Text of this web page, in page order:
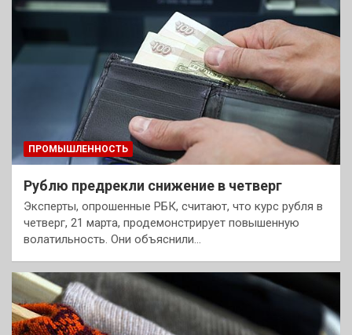
ПРОМЫШЛЕННОСТЬ
Рублю предрекли снижение в четверг
Эксперты, опрошенные РБК, считают, что курс рубля в
четверг, 21 марта, продемонстрирует повышенную
волатильность. Они объяснили…